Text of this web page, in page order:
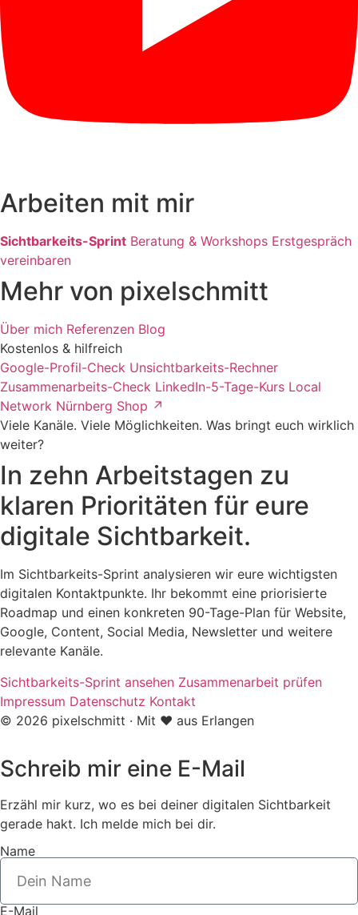
Arbeiten mit mir
Sichtbarkeits-Sprint Beratung & Workshops Erstgespräch
vereinbaren
Mehr von pixelschmitt
Über mich Referenzen Blog
Kostenlos & hilfreich
Google-Profil-Check Unsichtbarkeits-Rechner
Zusammenarbeits-Check LinkedIn-5-Tage-Kurs Local
Network Nürnberg Shop ↗
Viele Kanäle. Viele Möglichkeiten. Was bringt euch wirklich
weiter?
In zehn Arbeitstagen zu
klaren Prioritäten für eure
digitale Sichtbarkeit.
Im Sichtbarkeits-Sprint analysieren wir eure wichtigsten
digitalen Kontaktpunkte. Ihr bekommt eine priorisierte
Roadmap und einen konkreten 90-Tage-Plan für Website,
Google, Content, Social Media, Newsletter und weitere
relevante Kanäle.
Sichtbarkeits-Sprint ansehen Zusammenarbeit prüfen
Impressum Datenschutz Kontakt
© 2026 pixelschmitt · Mit ❤️ aus Erlangen
Schreib mir eine E-Mail
Erzähl mir kurz, wo es bei deiner digitalen Sichtbarkeit
gerade hakt. Ich melde mich bei dir.
Name
E-Mail